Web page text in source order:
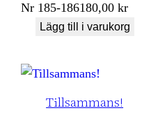
Nr 185-186180,00kr
Lägg till i varukorg
Tillsammans!